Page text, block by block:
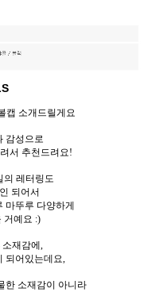
캡 소개드릴게요
감성으로
서 추천드려요!
의 레터링도
되어서
마뚜루 다양하게
거예요 :)
소재감에,
되어있는데요,
한 소재감이 아니라